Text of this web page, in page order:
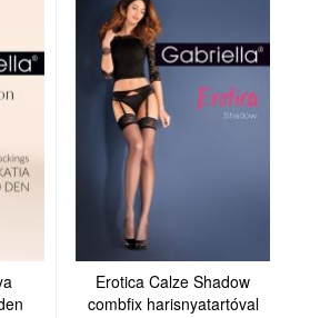
Erotica Calze Shadow
combfix harisnyatartóval